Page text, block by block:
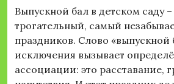
Выпускной бал в детском саду
трогательный, самый
праздников. Слово «выпускной
исключения вызывает
ассоциации: это расставание,